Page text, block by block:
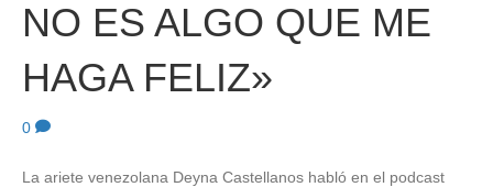
NO ES ALGO QUE ME
HAGA FELIZ»
0
La ariete venezolana Deyna Castellanos habló en el podcast